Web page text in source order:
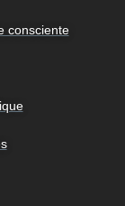
consciente